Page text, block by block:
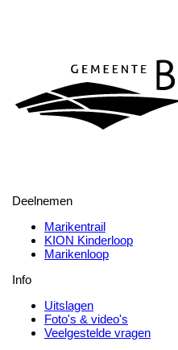
Deelnemen
Marikentrail
KION Kinderloop
Marikenloop
Info
Uitslagen
Foto's & video's
Veelgestelde vragen